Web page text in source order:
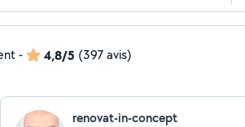
- 4,8/5 (397 avis)
renovat-in-concept